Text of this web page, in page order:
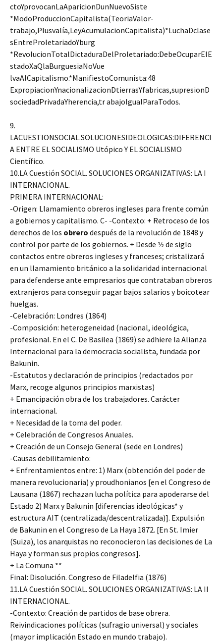
ctoYprovocanLaAparicionDunNuevoSiste
*ModoProduccionCapitalista(TeoriaValor-
trabajo,Plusvalía,LeyAcumulacionCapitalista)*LuchaDclase
sEntreProletariadoYburg
*RevolucionTotalDictaduraDelProletariado:DebeOcuparElE
stadoXaQlaBurguesiaNoVue
lvaAlCapitalismo.*ManifiestoComunista:48
ExpropiacionYnacionalizacionDtierrasYfabricas,supresionD
sociedadPrivadaYherencia,tr abajoIgualParaTodos.
9.
LACUESTIONSOCIAL.SOLUCIONESIDEOLOGICAS:DIFERENCI
A ENTRE EL SOCIALISMO Utópico Y EL SOCIALISMO
Científico.
10.LA Cuestión SOCIAL. SOLUCIONES ORGANIZATIVAS: LA I
INTERNACIONAL.
PRIMERA INTERNACIONAL:
-Origen: Llamamiento obreros ingleses para frente común
a gobiernos y capitalismo. C- -Contexto: + Retroceso de los
derechos de los obrero después de la revolución de 1848 y
control por parte de los gobiernos. + Desde 1⁄2 de siglo
contactos entre obreros ingleses y franceses; cristalizará
en un llamamiento británico a la solidaridad internacional
para defenderse ante empresarios que contrataban obreros
extranjeros para conseguir pagar bajos salarios y boicotear
huelgas.
-Celebración: Londres (1864)
-Composición: heterogeneidad (nacional, ideológica,
profesional. En el C. De Basilea (1869) se adhiere la Alianza
Internacional para la democracia socialista, fundada por
Bakunin.
-Estatutos y declaración de principios (redactados por
Marx, recoge algunos principios marxistas)
+ Emancipación obra de los trabajadores. Carácter
internacional.
+ Necesidad de la toma del poder.
+ Celebración de Congresos Anuales.
+ Creación de un Consejo General (sede en Londres)
-Causas debilitamiento:
+ Enfrentamientos entre: 1) Marx (obtención del poder de
manera revolucionaria) y proudhonianos [en el Congreso de
Lausana (1867) rechazan lucha política para apoderarse del
Estado 2) Marx y Bakunin [diferencias ideológicas* y
estructura AIT (centralizada/descentralizada)]. Expulsión
de Bakunin en el Congreso de La Haya 1872. [En St. Imier
(Suiza), los anarquistas no reconocieron las decisiones de La
Haya y forman sus propios congresos].
+ La Comuna **
Final: Disolución. Congreso de Filadelfia (1876)
11.LA Cuestión SOCIAL. SOLUCIONES ORGANIZATIVAS: LA II
INTERNACIONAL.
-Contexto: Creación de partidos de base obrera.
Reivindicaciones políticas (sufragio universal) y sociales
(mayor implicación Estado en mundo trabajo).